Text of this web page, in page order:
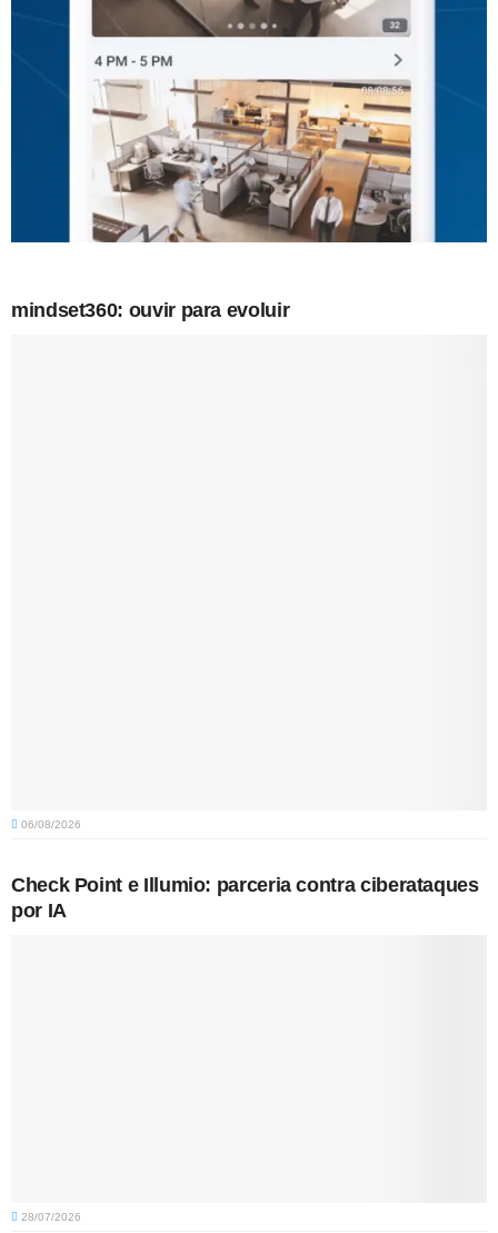
mindset360: ouvir para evoluir
06/08/2026
Check Point e Illumio: parceria contra ciberataques
por IA
28/07/2026